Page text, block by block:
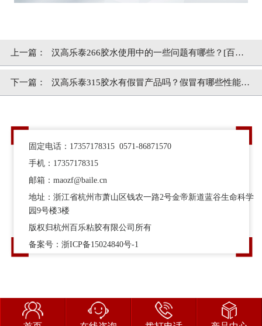
上一篇： 汉高乐泰266胶水使用中的一些问题有哪些？[百乐
粘胶]
下一篇： 汉高乐泰315胶水有假冒产品吗？假冒有哪些性能不
固定电话：17357178315 0571-86871570
手机：17357178315
邮箱：maozf@baile.cn
地址：浙江省杭州市萧山区钱农一路2号金帝新道蓝谷生命科学
园9号楼3楼
版权归杭州百乐粘胶有限公司所有
备案号：浙ICP备15024840号-1